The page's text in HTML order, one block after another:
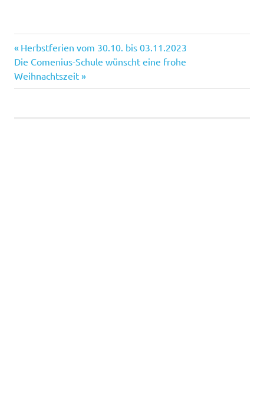
Beitragsnavigation
Vorheriger
Beitrag:
Herbstferien vom 30.10. bis 03.11.2023
Nächster
Beitrag:
Die Comenius-Schule wünscht eine frohe
Weihnachtszeit